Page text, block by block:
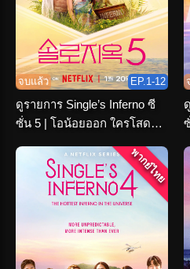
จบแล้ว EP.1-12
ดูรายการ Single’s Inferno ซี
ซั่น 5 | โอน้อยออก ใครโสดตก
พากย์ไทย